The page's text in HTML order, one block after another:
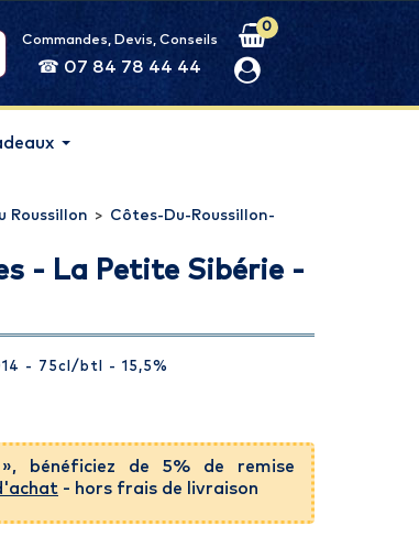
Commandes, Devis, Conseils
☎ 07 84 78 44 44
0
Roussillon > Côtes-Du-Roussillon-
- La Petite Sibérie -
- 75cl /btl - 15,5%
bénéficiez de 5% de remise
- hors frais de livraison